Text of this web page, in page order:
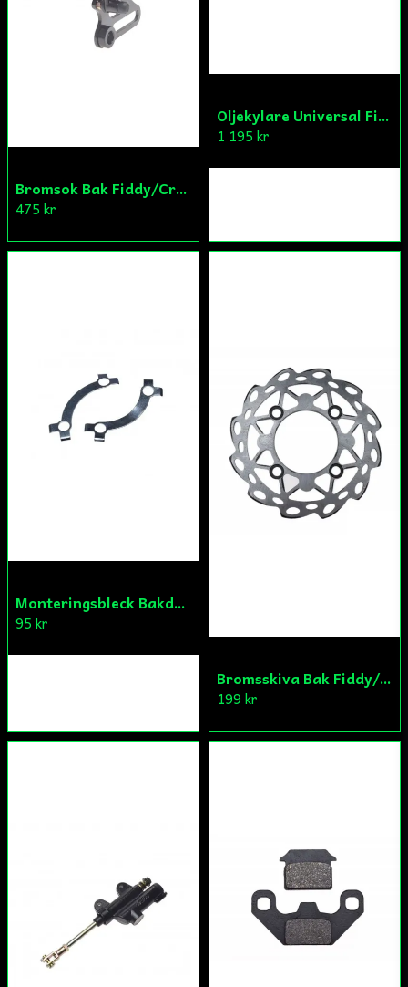
Bromsok Bak Fiddy/Cross
475 kr
Oljekylare Universal Fiddy/Cross/ATV
1 195 kr
Monteringsbleck Bakdrev Fiddy/Cross
95 kr
Bromsskiva Bak Fiddy/Cross
199 kr